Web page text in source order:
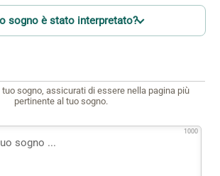
sogno è stato interpretato?
tuo sogno, assicurati di essere nella pagina più
pertinente al tuo sogno.
1000